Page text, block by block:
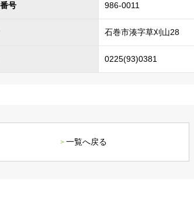
号 986-0011
石巻市湊字草刈山28
0225(93)0381
一覧へ戻る